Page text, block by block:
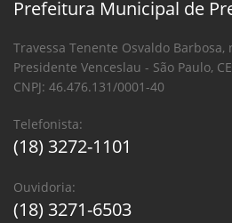
Prefeitura Municipal de
Travessa Tenente Osvaldo Barbosa,
Presidente Venceslau - São Paulo,
CNPJ: 46.476.131/0001-40
Telefonista:
(18) 3272-1101
Ouvidoria:
(18) 3271-6503